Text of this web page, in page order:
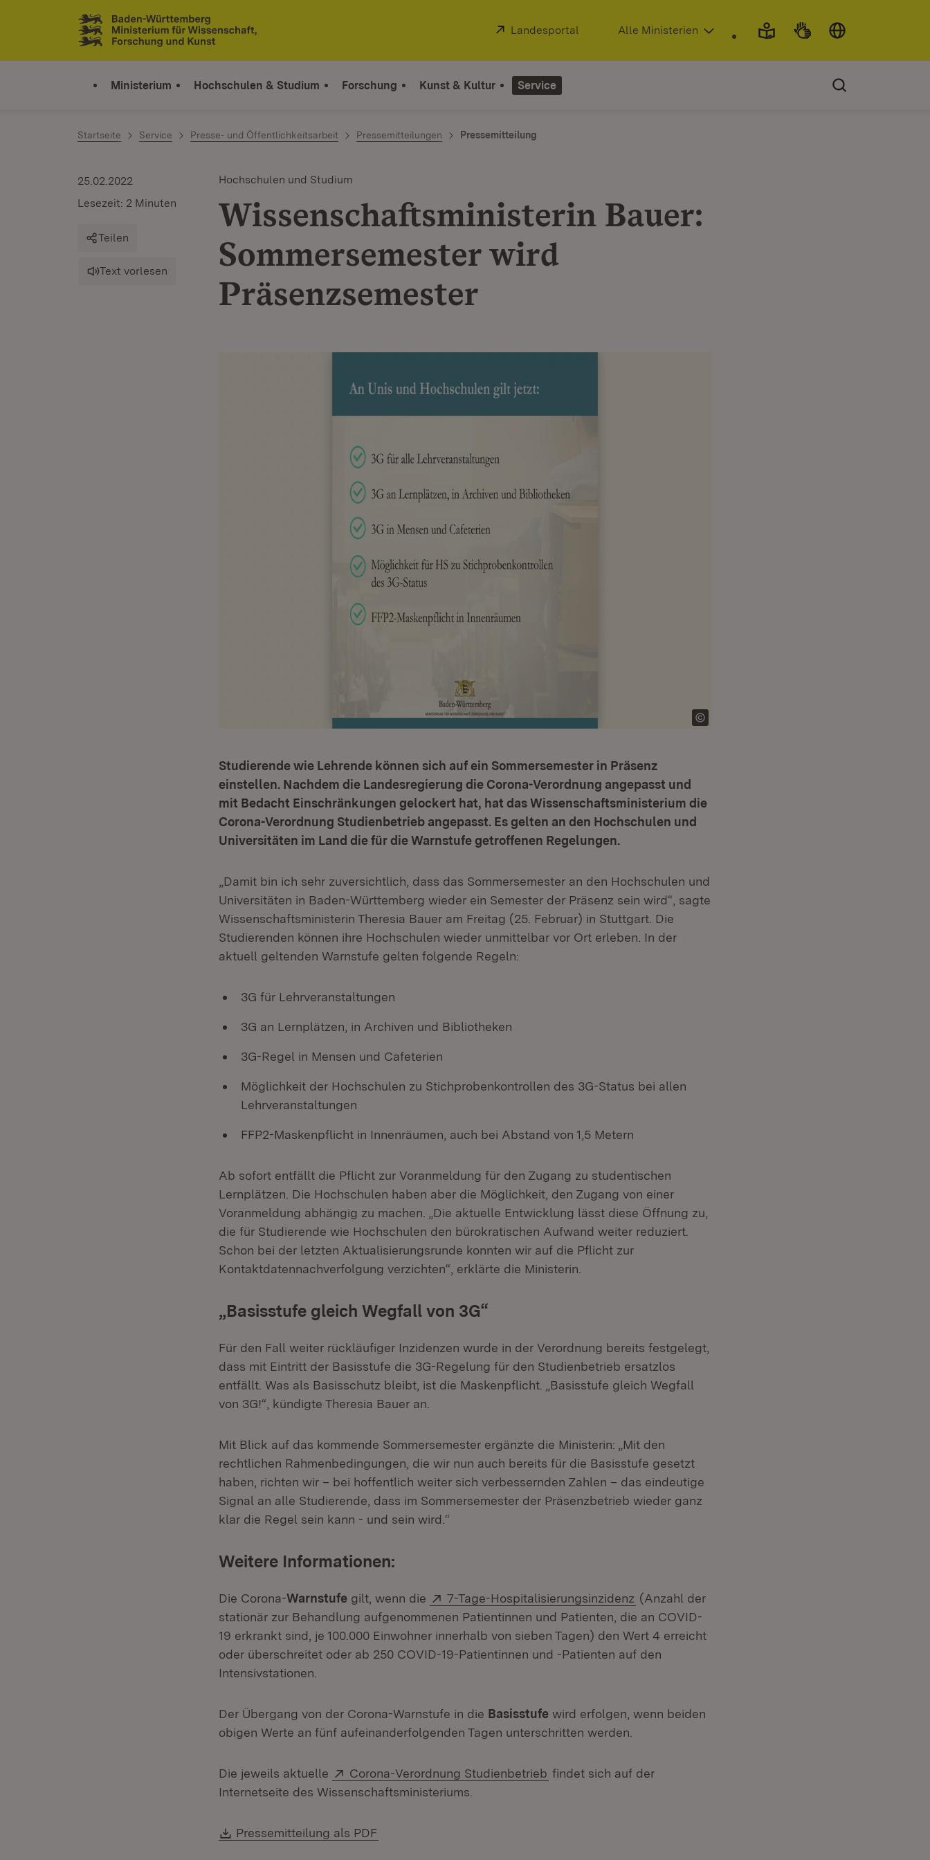
Zum Inhalt springen
Link zur Startseite
Extern:
Landesportal (Öffnet in neuem Fenster)
Alle Ministerien
Ministerium Hochschulen & Studium Forschung Kunst & Kultur Service
Startseite Service Presse- und Öffentlichkeitsarbeit Pressemitteilungen Pressemitteilung
Hochschulen und Studium
Wissenschaftsministerin Bauer:
Sommersemester wird
Präsenzsemester
25.02.2022
Lesezeit: 2 Minuten
Teilen
Text vorlesen
Studierende wie Lehrende können sich auf ein Sommersemester in Präsenz
einstellen. Nachdem die Landesregierung die Corona-Verordnung angepasst und
mit Bedacht Einschränkungen gelockert hat, hat das Wissenschaftsministerium die
Corona-Verordnung Studienbetrieb angepasst. Es gelten an den Hochschulen und
Universitäten im Land die für die Warnstufe getroffenen Regelungen.
„Damit bin ich sehr zuversichtlich, dass das Sommersemester an den Hochschulen und
Universitäten in Baden-Württemberg wieder ein Semester der Präsenz sein wird“, sagte
Wissenschaftsministerin Theresia Bauer am Freitag (25. Februar) in Stuttgart. Die
Studierenden können ihre Hochschulen wieder unmittelbar vor Ort erleben. In der
aktuell geltenden Warnstufe gelten folgende Regeln:
3G für Lehrveranstaltungen
3G an Lernplätzen, in Archiven und Bibliotheken
3G-Regel in Mensen und Cafeterien
Möglichkeit der Hochschulen zu Stichprobenkontrollen des 3G-Status bei allen
Lehrveranstaltungen
FFP2-Maskenpflicht in Innenräumen, auch bei Abstand von 1,5 Metern
Ab sofort entfällt die Pflicht zur Voranmeldung für den Zugang zu studentischen
Lernplätzen. Die Hochschulen haben aber die Möglichkeit, den Zugang von einer
Voranmeldung abhängig zu machen. „Die aktuelle Entwicklung lässt diese Öffnung zu,
die für Studierende wie Hochschulen den bürokratischen Aufwand weiter reduziert.
Schon bei der letzten Aktualisierungsrunde konnten wir auf die Pflicht zur
Kontaktdatennachverfolgung verzichten“, erklärte die Ministerin.
„Basisstufe gleich Wegfall von 3G“
Für den Fall weiter rückläufiger Inzidenzen wurde in der Verordnung bereits festgelegt,
dass mit Eintritt der Basisstufe die 3G-Regelung für den Studienbetrieb ersatzlos
entfällt. Was als Basisschutz bleibt, ist die Maskenpflicht. „Basisstufe gleich Wegfall
von 3G!“, kündigte Theresia Bauer an.
Mit Blick auf das kommende Sommersemester ergänzte die Ministerin: „Mit den
rechtlichen Rahmenbedingungen, die wir nun auch bereits für die Basisstufe gesetzt
haben, richten wir – bei hoffentlich weiter sich verbessernden Zahlen – das eindeutige
Signal an alle Studierende, dass im Sommersemester der Präsenzbetrieb wieder ganz
klar die Regel sein kann - und sein wird.“
Weitere Informationen:
Die Corona-Warnstufe gilt, wenn die Extern:
7-Tage-Hospitalisierungsinzidenz (Öffnet in neuem Fenster)
(Anzahl der
stationär zur Behandlung aufgenommenen Patientinnen und Patienten, die an COVID-
19 erkrankt sind, je 100.000 Einwohner innerhalb von sieben Tagen) den Wert 4 erreicht
oder überschreitet oder ab 250 COVID-19-Patientinnen und -Patienten auf den
Intensivstationen.
Der Übergang von der Corona-Warnstufe in die Basisstufe wird erfolgen, wenn beiden
obigen Werte an fünf aufeinanderfolgenden Tagen unterschritten werden.
Die jeweils aktuelle Extern:
Corona-Verordnung Studienbetrieb (Öffnet in neuem Fenster)
findet sich auf der
Internetseite des Wissenschaftsministeriums.
Download:
Pressemitteilung als PDF